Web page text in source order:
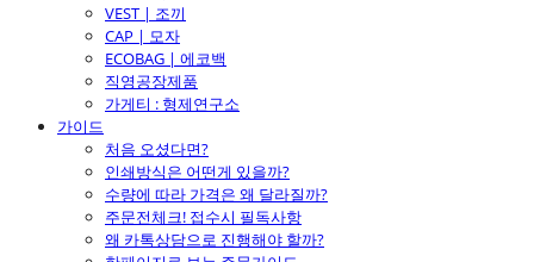
VEST | 조끼
CAP | 모자
ECOBAG | 에코백
직영공장제품
가게티 : 형제연구소
가이드
처음 오셨다면?
인쇄방식은 어떤게 있을까?
수량에 따라 가격은 왜 달라질까?
주문전체크! 접수시 필독사항
왜 카톡상담으로 진행해야 할까?